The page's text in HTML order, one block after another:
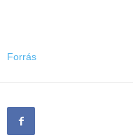
Forrás